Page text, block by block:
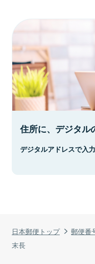
日本郵便トップ 郵便番
末長
住所に、デジタル
デジタルアドレスで入